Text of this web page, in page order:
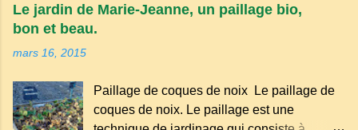
et est classé parmi les dialectes du nord-
Par exemple, on trouve des mots typiques
comme "agourer" (s'accroupir) ou "aze"
Le jardin de Marie-Jeanne, un paillage bio,
bon et beau.
mars 16, 2015
Paillage de coques de noix Le paillage de
coques de noix. Le paillage est une